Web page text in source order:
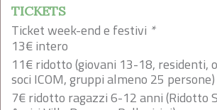
TICKETS
Ticket week-end e festivi *
13€ intero
11€ ridotto (giovani 13-18, residenti,
soci ICOM, gruppi almeno 25 persone)
7€ ridotto ragazzi 6-12 anni (Ridotto